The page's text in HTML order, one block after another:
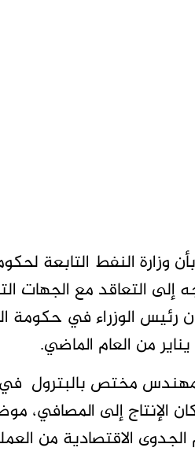
وزارة النفط التابعة
إلى التعاقد مع
رئيس الوزراء في
من العام الماضي.
مختص بالبترول في
الإنتاج إلى المصافي،
الاقتصادية من